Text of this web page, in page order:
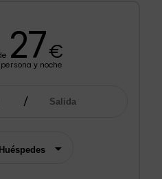
27€
persona y noche